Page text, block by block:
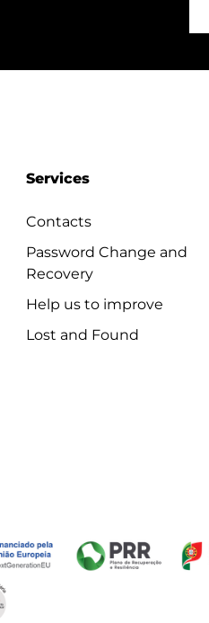
Services
Contacts
Password Change and
Recovery
Help us to improve
Lost and Found